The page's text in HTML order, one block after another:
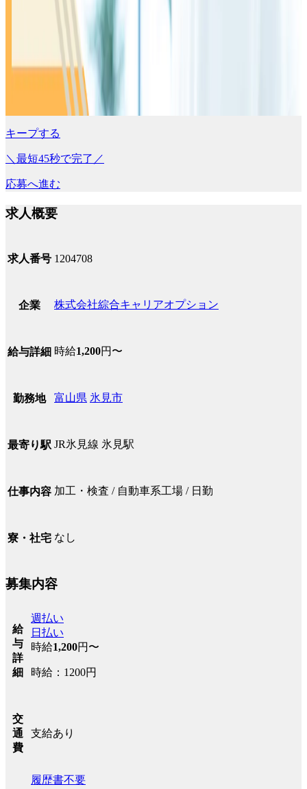
キープする
＼最短45秒で完了／
応募へ進む
求人概要
求人番号 1204708
企業 株式会社綜合キャリアオプション
給与詳細 時給1,200円〜
勤務地 富山県 氷見市
最寄り駅 JR氷見線 氷見駅
仕事内容 加工・検査 / 自動車系工場 / 日勤
寮・社宅 なし
募集内容
給
与
詳
細
週払い
日払い
時給1,200円〜
時給：1200円
交
通
費
支給あり
履歴書不要